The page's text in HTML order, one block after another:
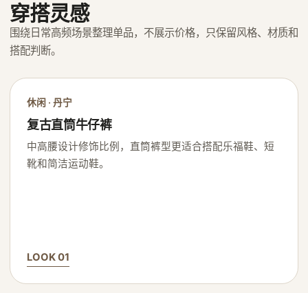
穿搭灵感
围绕日常高频场景整理单品，不展示价格，只保留风格、材质和
搭配判断。
休闲 · 丹宁
复古直筒牛仔裤
中高腰设计修饰比例，直筒裤型更适合搭配乐福鞋、短
靴和简洁运动鞋。
LOOK 01